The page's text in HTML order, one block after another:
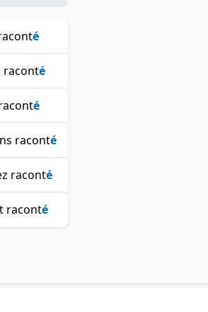
é
raconté
é
raconté
raconté
raconté